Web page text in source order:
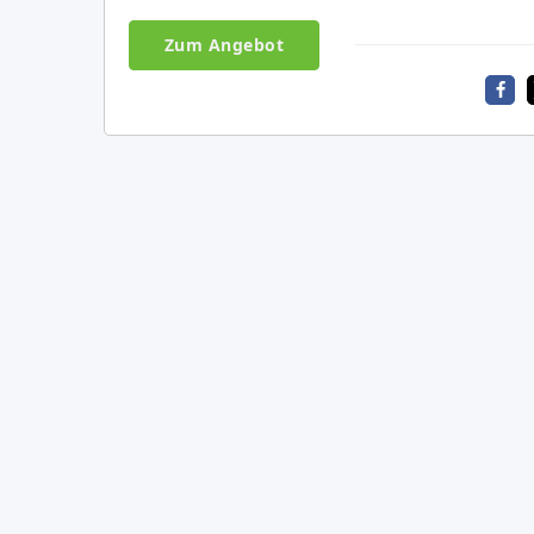
Zum Angebot